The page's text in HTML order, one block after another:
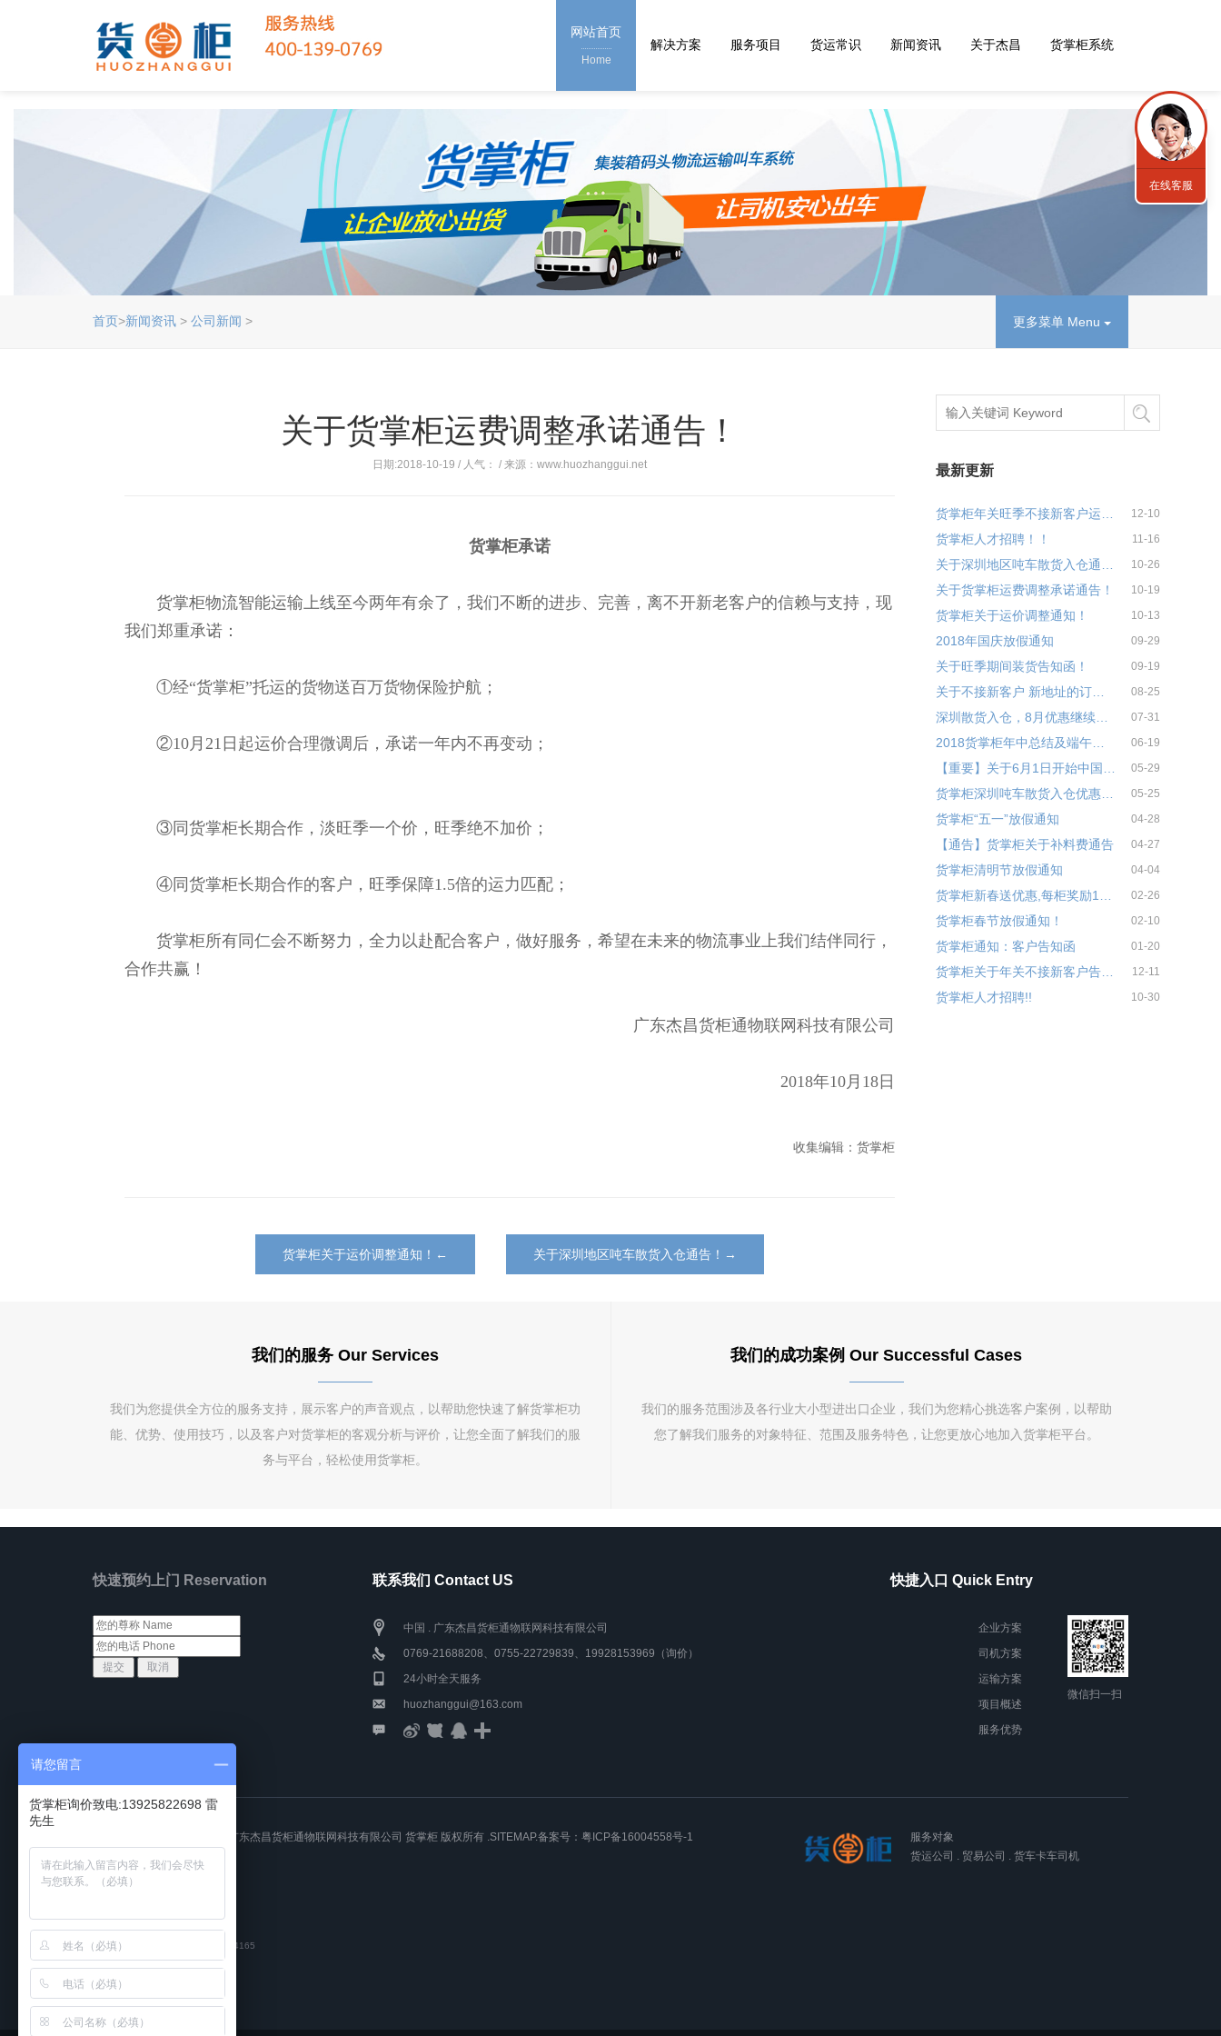
网站首页
Home
解决方案 服务项目 货运常识 新闻资讯 关于杰昌 货掌柜系统
更多菜单 Menu
首页>新闻资讯 > 公司新闻 >
关于货掌柜运费调整承诺通告！
日期:2018-10-19 / 人气： / 来源：www.huozhanggui.net
货掌柜承诺
货掌柜物流智能运输上线至今两年有余了，我们不断的进步、完善，离不开新老客户的信赖与支持，现
我们郑重承诺：
①经“货掌柜”托运的货物送百万货物保险护航；
②10月21日起运价合理微调后，承诺一年内不再变动；
③同货掌柜长期合作，淡旺季一个价，旺季绝不加价；
④同货掌柜长期合作的客户，旺季保障1.5倍的运力匹配；
货掌柜所有同仁会不断努力，全力以赴配合客户，做好服务，希望在未来的物流事业上我们结伴同行，
合作共赢！
广东杰昌货柜通物联网科技有限公司
2018年10月18日
收集编辑：货掌柜
货掌柜关于运价调整通知！← 关于深圳地区吨车散货入仓通告！→
最新更新
货掌柜年关旺季不接新客户运输通告！ 12-10
货掌柜人才招聘！！ 11-16
关于深圳地区吨车散货入仓通告！ 10-26
关于货掌柜运费调整承诺通告！ 10-19
货掌柜关于运价调整通知！ 10-13
2018年国庆放假通知 09-29
关于旺季期间装货告知函！ 09-19
关于不接新客户 新地址的订单客户告知函 08-25
深圳散货入仓，8月优惠继续来！ 07-31
2018货掌柜年中总结及端午聚会完满结束 06-19
【重要】关于6月1日开始中国起运切换新的舱单系统通知 05-29
货掌柜深圳吨车散货入仓优惠通告！ 05-25
货掌柜“五一”放假通知 04-28
【通告】货掌柜关于补料费通告 04-27
货掌柜清明节放假通知 04-04
货掌柜新春送优惠,每柜奖励100元！ 02-26
货掌柜春节放假通知！ 02-10
货掌柜通知：客户告知函 01-20
货掌柜关于年关不接新客户告之函！ 12-11
货掌柜人才招聘!! 10-30
我们的服务 Our Services
我们为您提供全方位的服务支持，展示客户的声音观点，以帮助您快速了解货掌柜功
能、优势、使用技巧，以及客户对货掌柜的客观分析与评价，让您全面了解我们的服
务与平台，轻松使用货掌柜。
我们的成功案例 Our Successful Cases
我们的服务范围涉及各行业大小型进出口企业，我们为您精心挑选客户案例，以帮助
您了解我们服务的对象特征、范围及服务特色，让您更放心地加入货掌柜平台。
快速预约上门 Reservation 联系我们 Contact US
中国 . 广东杰昌货柜通物联网科技有限公司
0769-21688208、0755-22729839、19928153969（询价）
24小时全天服务
huozhanggui@163.com
快捷入口 Quick Entry
企业方案
司机方案
运输方案
项目概述
服务优势
微信扫一扫
COPYRIGHT © 2015-2017 广东杰昌货柜通物联网科技有限公司 货掌柜 版权所有 .SITEMAP.备案号： 粤ICP备16004558号-1
服务对象
货运公司 . 贸易公司 . 货车卡车司机
友情链接： 友链申请QQ:3129214165
集装箱运输|
在线客服
请您留言
货掌柜询价致电:13925822698 雷
先生